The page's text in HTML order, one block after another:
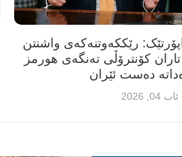
رێککەوتنەکەی واشنتن
کۆنترۆڵی تەنگەی هورمز
دەست ئێران
ئاب 04, 2026